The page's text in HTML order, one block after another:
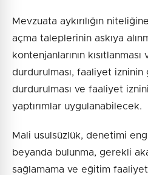
Mevzuata aykırılığın
açma taleplerinin askıya
kontenjanlarının kısıtlanması
durdurulması, faaliyet
durdurulması ve faaliyet
yaptırımlar uygulanabilecek.
Mali usulsüzlük, denetimi
beyanda bulunma, gerekli
sağlamama ve eğitim